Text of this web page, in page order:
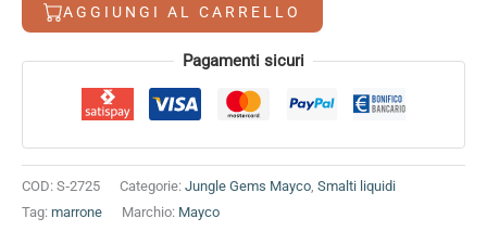
AGGIUNGI AL CARRELLO
Alternative: Pagamenti sicuri
COD: S‑2725 Categorie: Jungle Gems Mayco Smalti liquidi
Tag: marrone Marchio: Mayco